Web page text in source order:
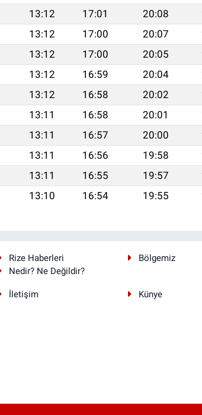
13:12 17:01 20:08
13:12 17:00 20:07
13:12 17:00 20:05
13:12 16:59 20:04
13:12 16:58 20:02
13:11 16:58 20:01
13:11 16:57 20:00
13:11 16:56 19:58
13:11 16:55 19:57
13:10 16:54 19:55
Rize Haberleri
Bölgemiz
Nedir? Ne Değildir?
İletişim Künye